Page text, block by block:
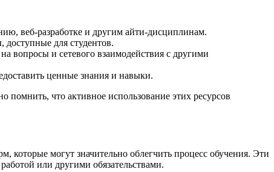
веб-разработке и другим айти-дисциплинам.
для студентов.
вопросы и сетевого взаимодействия с другими
ценные знания и навыки.
помнить, что активное использование этих ресурсов
могут значительно облегчить процесс обучения. Эти
или другими обязательствами.